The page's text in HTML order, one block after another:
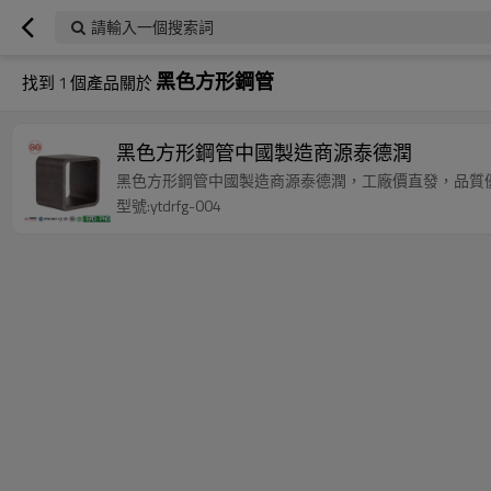
請輸入一個搜索詞
找到 1 個產品關於黑色方形鋼管
黑色方形鋼管中國製造商源泰德潤
黑色方形鋼管中國製造商源泰德潤，工廠價直發，品質
型號:ytdrfg-004